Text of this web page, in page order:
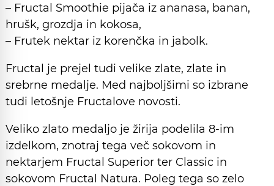
– Fructal Smoothie pijača iz ananasa, banan,
hrušk, grozdja in kokosa,
– Frutek nektar iz korenčka in jabolk.
Fructal je prejel tudi velike zlate, zlate in
srebrne medalje. Med najboljšimi so izbrane
tudi letošnje Fructalove novosti.
Veliko zlato medaljo je žirija podelila 8-im
izdelkom, znotraj tega več sokovom in
nektarjem Fructal Superior ter Classic in
sokovom Fructal Natura. Poleg tega so zelo